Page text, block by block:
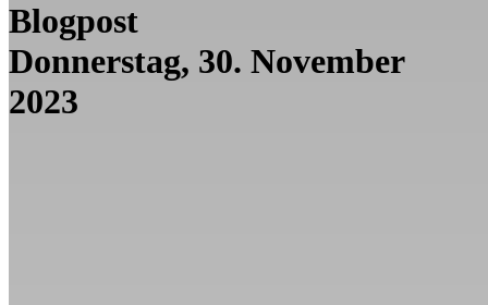
Blogpost
Donnerstag, 30. November
2023